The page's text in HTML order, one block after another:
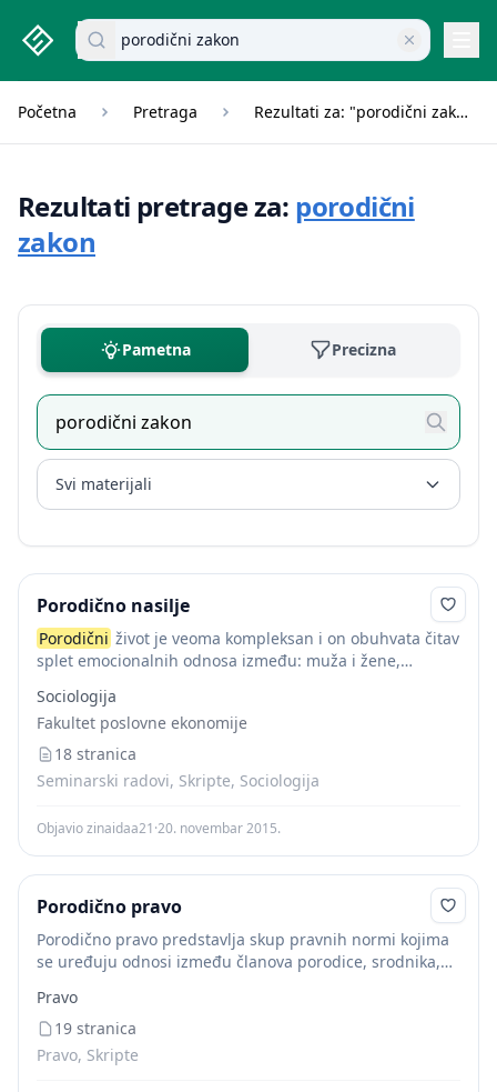
studenti.rs home page
Pretraži dokumente
Početna Pretraga Rezultati za: "porodični zakon"
Rezultati pretrage za: porodični
zakon
Pametna Precizna
Svi materijali
Porodično nasilje
Porodični život je veoma kompleksan i on obuhvata čitav
splet emocionalnih odnosa između: muža i žene,
taj splet odnosa reflektuje se...
Sociologija
Fakultet poslovne ekonomije
18 stranica
Seminarski radovi, Skripte, Sociologija
Objavio zinaidaa21·20. novembar 2015.
Porodično pravo
Porodično pravo predstavlja skup pravnih normi kojima
se uređuju odnosi između članova porodice, srodnika,
dr Počuča ) Sistem pravnih normi kojima se...
Pravo
19 stranica
Pravo, Skripte